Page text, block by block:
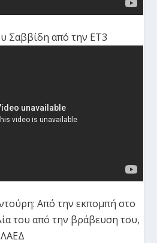
Σαββίδη από την ΕΤ3
Από την εκπομπή στο
του από την βράβευση του,